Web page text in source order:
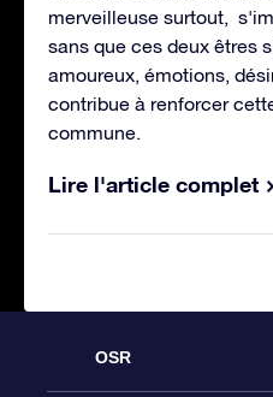
merveilleuse surtout,
sans que ces deux êtres
amoureux, émotions,
contribue à renforcer
commune.
Lire l'article complet
OSR